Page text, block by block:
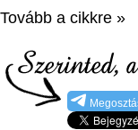
Tovább a cikkre »